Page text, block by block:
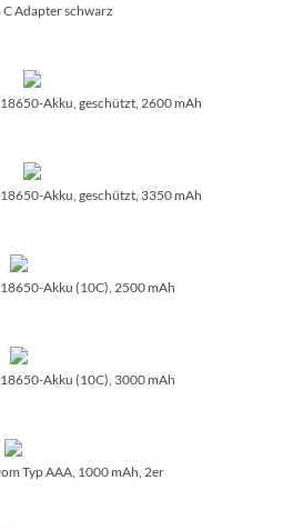
Adapter schwarz
Akku, geschützt, 2600 mAh
Akku, geschützt, 3350 mAh
Akku (10C), 2500 mAh
Akku (10C), 3000 mAh
Typ AAA, 1000 mAh, 2er